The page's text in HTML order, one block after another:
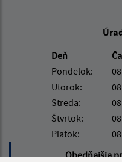
Deň
Pondelok:
Utorok:
Streda:
Štvrtok:
Piatok:
Obedňajšia